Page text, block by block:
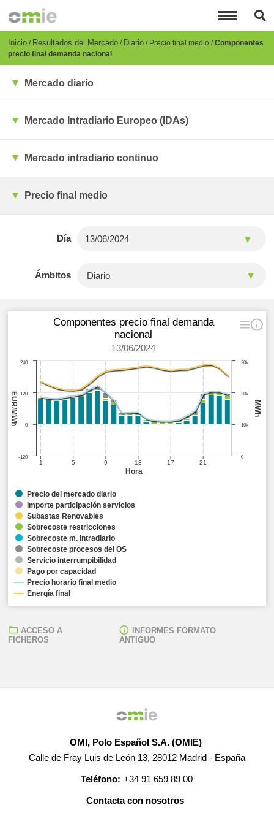
principal
Breadcrumb
Inicio Resultados del Mercado Diario Precio final medio Componentes
precio final demanda nacional
Mercado diario
Mercado Intradiario Europeo (IDAs)
Mercado intradiario continuo
Precio final medio
Día
Ámbitos
Hora
MWh
EUR/MWh
Componentes precio final demanda
nacional
13/06/2024
1 5 9 13 17 21
0
30k
10k
20k
0
120
-120
240
Precio del mercado diario
Importe participación servicios
Subastas Renovables
Sobrecoste restricciones
Sobrecoste m. intradiario
Sobrecoste procesos del OS
Servicio interrumpibilidad
Pago por capacidad
Precio horario final medio
Energía final
ACCESO A
FICHEROS
INFORMES FORMATO
ANTIGUO
OMI, Polo Español S.A. (OMIE)
Calle de Fray Luis de León 13, 28012 Madrid - España
Teléfono: +34 91 659 89 00
Contacta con nosotros